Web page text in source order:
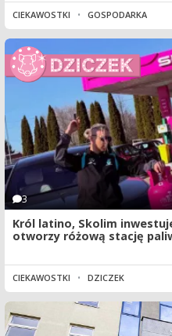
CIEKAWOSTKI • GOSPODARKA
3
Król latino, Skolim
otworzy różową stację
CIEKAWOSTKI • DZICZEK